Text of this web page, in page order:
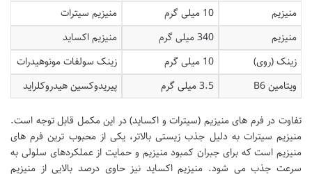
منیزیم
10 میلی گرم
منیزیم سیترات
منیزیم
340 میلی گرم
منیزیم اکساید
زینک (روی)
10 میلی گرم
زینک سولفات مونوهیدرات
ویتامین B6
3.5 میلی گرم پیریدوکسین هیدروکلراید
تفاوت در فرم های منیزیم (سیترات و اکساید) در این مکمل قابل توجه است.
منیزیم سیترات به دلیل جذب زیستی بالاتر، یکی از محبوب ترین فرم های
منیزیم است که برای جبران کمبود منیزیم و حمایت از عملکردهای سلولی به
سرعت جذب می شود. منیزیم اکساید نیز حاوی درصد بالایی از منیزیم